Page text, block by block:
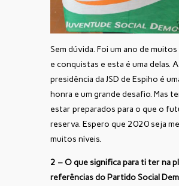
Sem dúvida. Foi um ano de
e conquistas e esta é uma delas.
presidência da JSD de Espiho é
honra e um grande desafio. Mas
estar preparados para o que o
reserva. Espero que 2020 seja
muitos níveis.
2 – O que significa para ti ter na
referências do Partido Social